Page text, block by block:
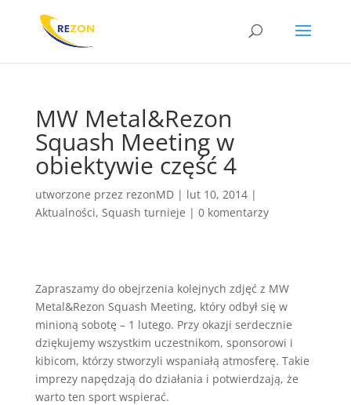
MW Metal&Rezon
Squash Meeting w
obiektywie część 4
utworzone przez rezonMD| lut 10, 2014|
Aktualności, Squash turnieje | 0 komentarzy
Zapraszamy do obejrzenia kolejnych zdjęć z MW
Metal&Rezon Squash Meeting, który odbył się w
minioną sobotę – 1 lutego. Przy okazji serdecznie
dziękujemy wszystkim uczestnikom, sponsorowi i
kibicom, którzy stworzyli wspaniałą atmosferę. Takie
imprezy napędzają do działania i potwierdzają, że
warto ten sport wspierać.